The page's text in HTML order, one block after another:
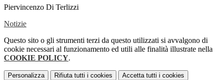
Piervincenzo Di Terlizzi
Notizie
Questo sito o gli strumenti terzi da questo utilizzati si avvalgono di
cookie necessari al funzionamento ed utili alle finalità illustrate nella
COOKIE POLICY.
Personalizza Rifiuta tutti i cookies Accetta tutti i cookies